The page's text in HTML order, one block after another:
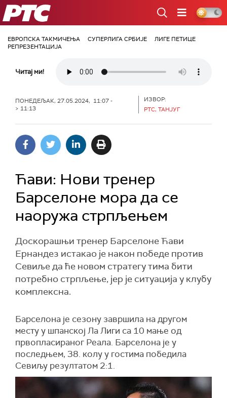
РТС
ЕВРОПСКА ТАКМИЧЕЊА СУПЕРЛИГА СРБИЈЕ
ЛИГЕ ПЕТИЦЕ
РЕПРЕЗЕНТАЦИЈА
Читај ми!
ПОНЕДЕЉАК, 27.05.2024, 11:07 -
> 11:13
ИЗВОР:
РТС, ТАНЈУГ
Ћави: Нови тренер
Барселоне мора да се
наоружа стрпљењем
Доскорашњи тренер Барселоне Ћави
Ернандез истакао је након победе против
Севиље да ће новом стратегу тима бити
потребно стрпљење, јер је ситуација у клубу
комплексна.
Барселона је сезону завршила на другом
месту у шпанској Ла Лиги са 10 мање од
првопласираног Реала. Барселона је у
последњем, 38. колу у гостима победила
Севиљу резултатом 2:1.